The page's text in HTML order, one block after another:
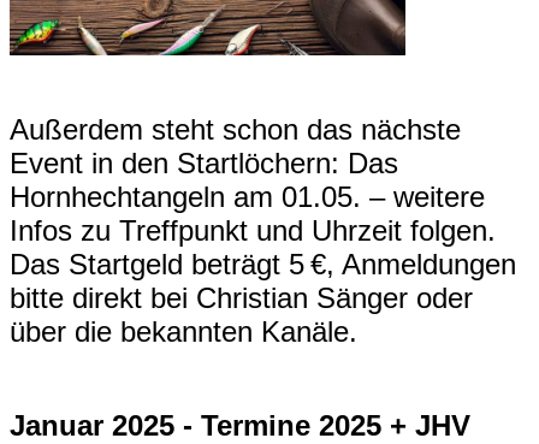
Außerdem steht schon das nächste
Event in den Startlöchern: Das
Hornhechtangeln am 01.05. – weitere
Infos zu Treffpunkt und Uhrzeit folgen.
Das Startgeld beträgt 5 €, Anmeldungen
bitte direkt bei Christian Sänger oder
über die bekannten Kanäle.
Januar 2025 - Termine 2025 + JHV